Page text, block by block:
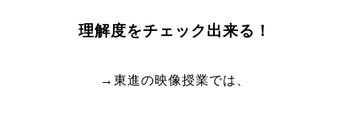
理解度をチェック出来る！
→東進の映像授業では、